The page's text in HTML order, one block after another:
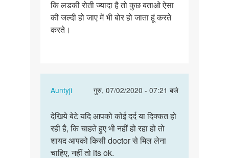
भी…
कि लडकी रोती ज्यादा है तो कुछ बताओ ऐसा
की जल्दी हो जाए में भी बोर हो जाता हूं करते
करते।
Auntyji
गुरु, 07/02/2020 - 07:21 बजे
In
to
मेरा
लिंग
बहुत
देखिये
बेटे
यदि
आपको
देखिये बेटे यदि आपको कोई दर्द या दिक्कत हो
रही है, कि चाहते हुए भी नहीं हो रहा हो तो
शायद आपको किसी doctor से मिल लेना
चाहिए, नहीं तो its ok.